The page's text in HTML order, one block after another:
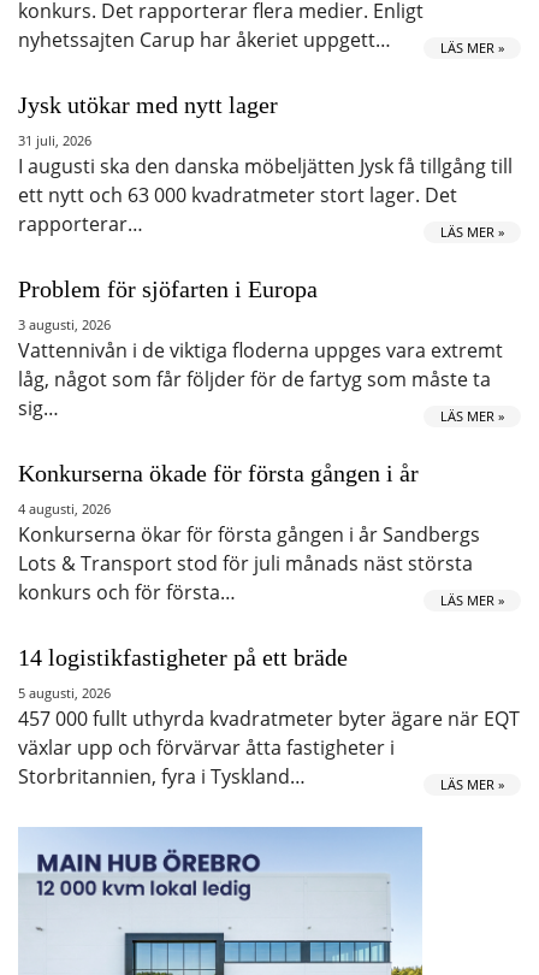
konkurs. Det rapporterar flera medier. Enligt
nyhetssajten Carup har åkeriet uppgett…
LÄS MER »
Jysk utökar med nytt lager
31 juli, 2026
I augusti ska den danska möbeljätten Jysk få tillgång till
ett nytt och 63 000 kvadratmeter stort lager. Det
rapporterar…
LÄS MER »
Problem för sjöfarten i Europa
3 augusti, 2026
Vattennivån i de viktiga floderna uppges vara extremt
låg, något som får följder för de fartyg som måste ta
sig…
LÄS MER »
Konkurserna ökade för första gången i år
4 augusti, 2026
Konkurserna ökar för första gången i år Sandbergs
Lots & Transport stod för juli månads näst största
konkurs och för första…
LÄS MER »
14 logistikfastigheter på ett bräde
5 augusti, 2026
457 000 fullt uthyrda kvadratmeter byter ägare när EQT
växlar upp och förvärvar åtta fastigheter i
Storbritannien, fyra i Tyskland…
LÄS MER »